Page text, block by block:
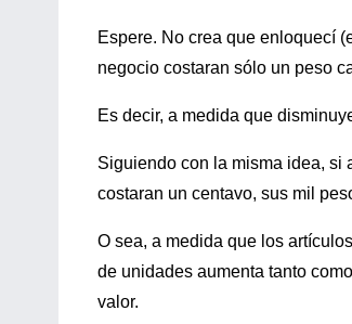
Espere. No crea que enloquecí
negocio costaran sólo un peso
Es decir, a medida que
Siguiendo con la misma idea, si
costaran un centavo, sus mil
O sea, a medida que los
de unidades aumenta tanto
valor.